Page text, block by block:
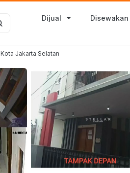
Dijual Disewakan
Jakarta Selatan